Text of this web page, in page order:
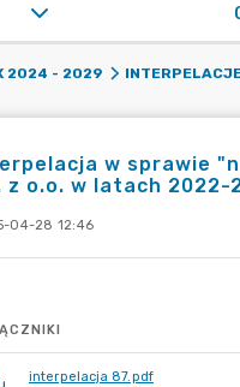
2024 - 2029
w sprawie
z o.o. w latach 2022-
04-28 12:46
interpelacja 87.pdf